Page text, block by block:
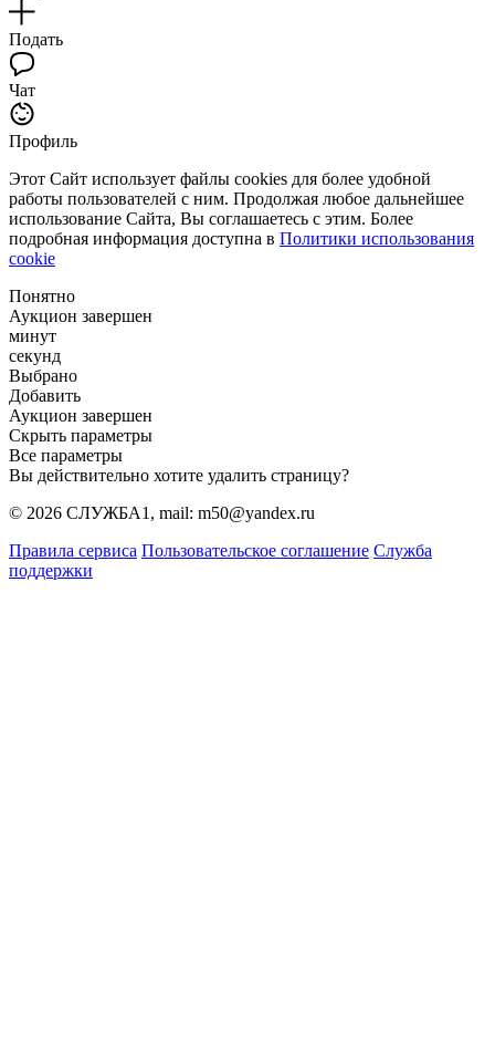
Подать
Чат
Профиль
Этот Сайт использует файлы cookies для более удобной
работы пользователей с ним. Продолжая любое дальнейшее
использование Сайта, Вы соглашаетесь с этим. Более
подробная информация доступна в Политики использования
cookie
Понятно
Аукцион завершен
минут
секунд
Выбрано
Добавить
Аукцион завершен
Скрыть параметры
Все параметры
Вы действительно хотите удалить страницу?
© 2026 СЛУЖБА1, mail: m50@yandex.ru
Правила сервиса Пользовательское соглашение Служба
поддержки